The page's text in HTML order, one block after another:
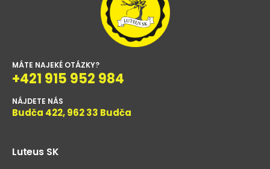
MÁTE NAJEKÉ OTÁZKY?
+421 915 952 984
NÁJDETE NÁS
Budča 422, 962 33 Budča
Luteus SK